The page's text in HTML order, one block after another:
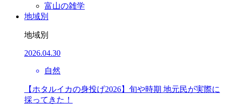
富山の雑学
地域別
地域別
2026.04.30
自然
【ホタルイカの身投げ2026】旬や時期 地元民が実際に
採ってきた！